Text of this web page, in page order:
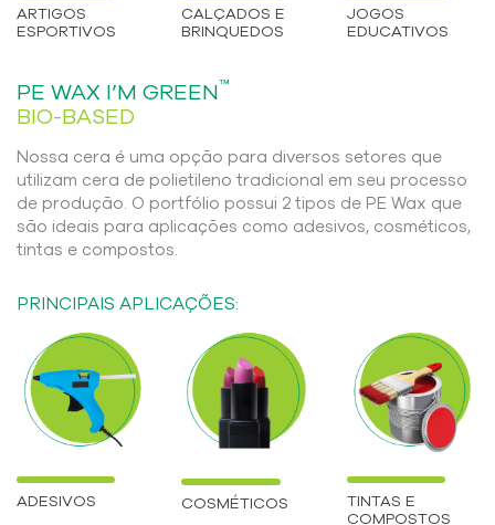
ARTIGOS
ESPORTIVOS
CALÇADOS E
BRINQUEDOS
JOGOS
EDUCATIVOS
PE WAX I’M GREEN™
BIO-BASED
Nossa cera é uma opção para diversos setores que
utilizam cera de polietileno tradicional em seu processo
de produção. O portfólio possui 2 tipos de PE Wax que
são ideais para aplicações como adesivos, cosméticos,
tintas e compostos.
PRINCIPAIS APLICAÇÕES:
ADESIVOS COSMÉTICOS
TINTAS E
COMPOSTOS